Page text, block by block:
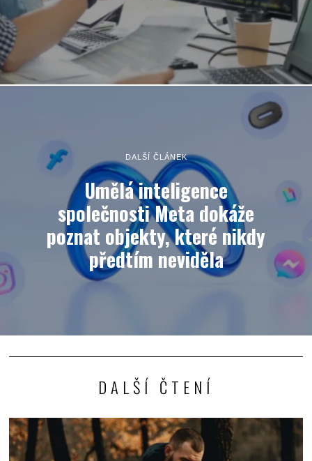
DALŠÍ ČLÁNEK
Umělá inteligence
společnosti Meta dokáže
poznat objekty, které nikdy
předtím neviděla
DALŠÍ ČTENÍ